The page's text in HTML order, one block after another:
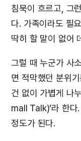
침묵이 흐르고, 그
다. 가족이라도 필
딱히 할 말이 없어
그럴 때 누군가 사
면 적막했던 분위
건 없이 가볍게 나
mall Talk)’라 한다
정도가 된다.